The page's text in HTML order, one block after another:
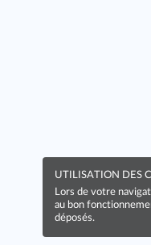
UTILISATION DES
Lors de votre
au bon
déposés.